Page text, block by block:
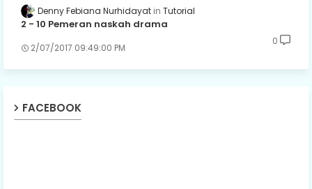
Denny Febiana Nurhidayat Tutorial
2 - 10 Pemeran naskah drama
2/07/2017 09:49:00 PM
0
FACEBOOK